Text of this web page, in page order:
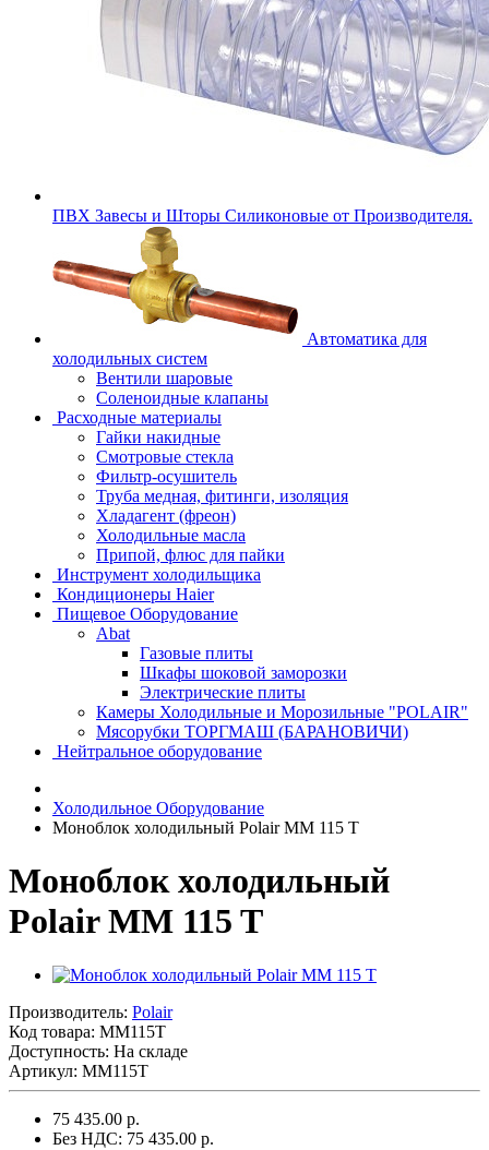
ПВХ Завесы и Шторы Силиконовые от Производителя.
Автоматика для
холодильных систем
Вентили шаровые
Соленоидные клапаны
Расходные материалы
Гайки накидные
Смотровые стекла
Фильтр-осушитель
Труба медная, фитинги, изоляция
Хладагент (фреон)
Холодильные масла
Припой, флюс для пайки
Инструмент холодильщика
Кондиционеры Haier
Пищевое Оборудование
Abat
Газовые плиты
Шкафы шоковой заморозки
Электрические плиты
Камеры Холодильные и Морозильные "POLAIR"
Мясорубки ТОРГМАШ (БАРАНОВИЧИ)
Нейтральное оборудование
Холодильное Оборудование
Моноблок холодильный Polair MM 115 T
Моноблок холодильный
Polair MM 115 T
Производитель: Polair
Код товара: MM115T
Доступность: На складе
Артикул: MM115T
75 435.00 р.
Без НДС: 75 435.00 р.